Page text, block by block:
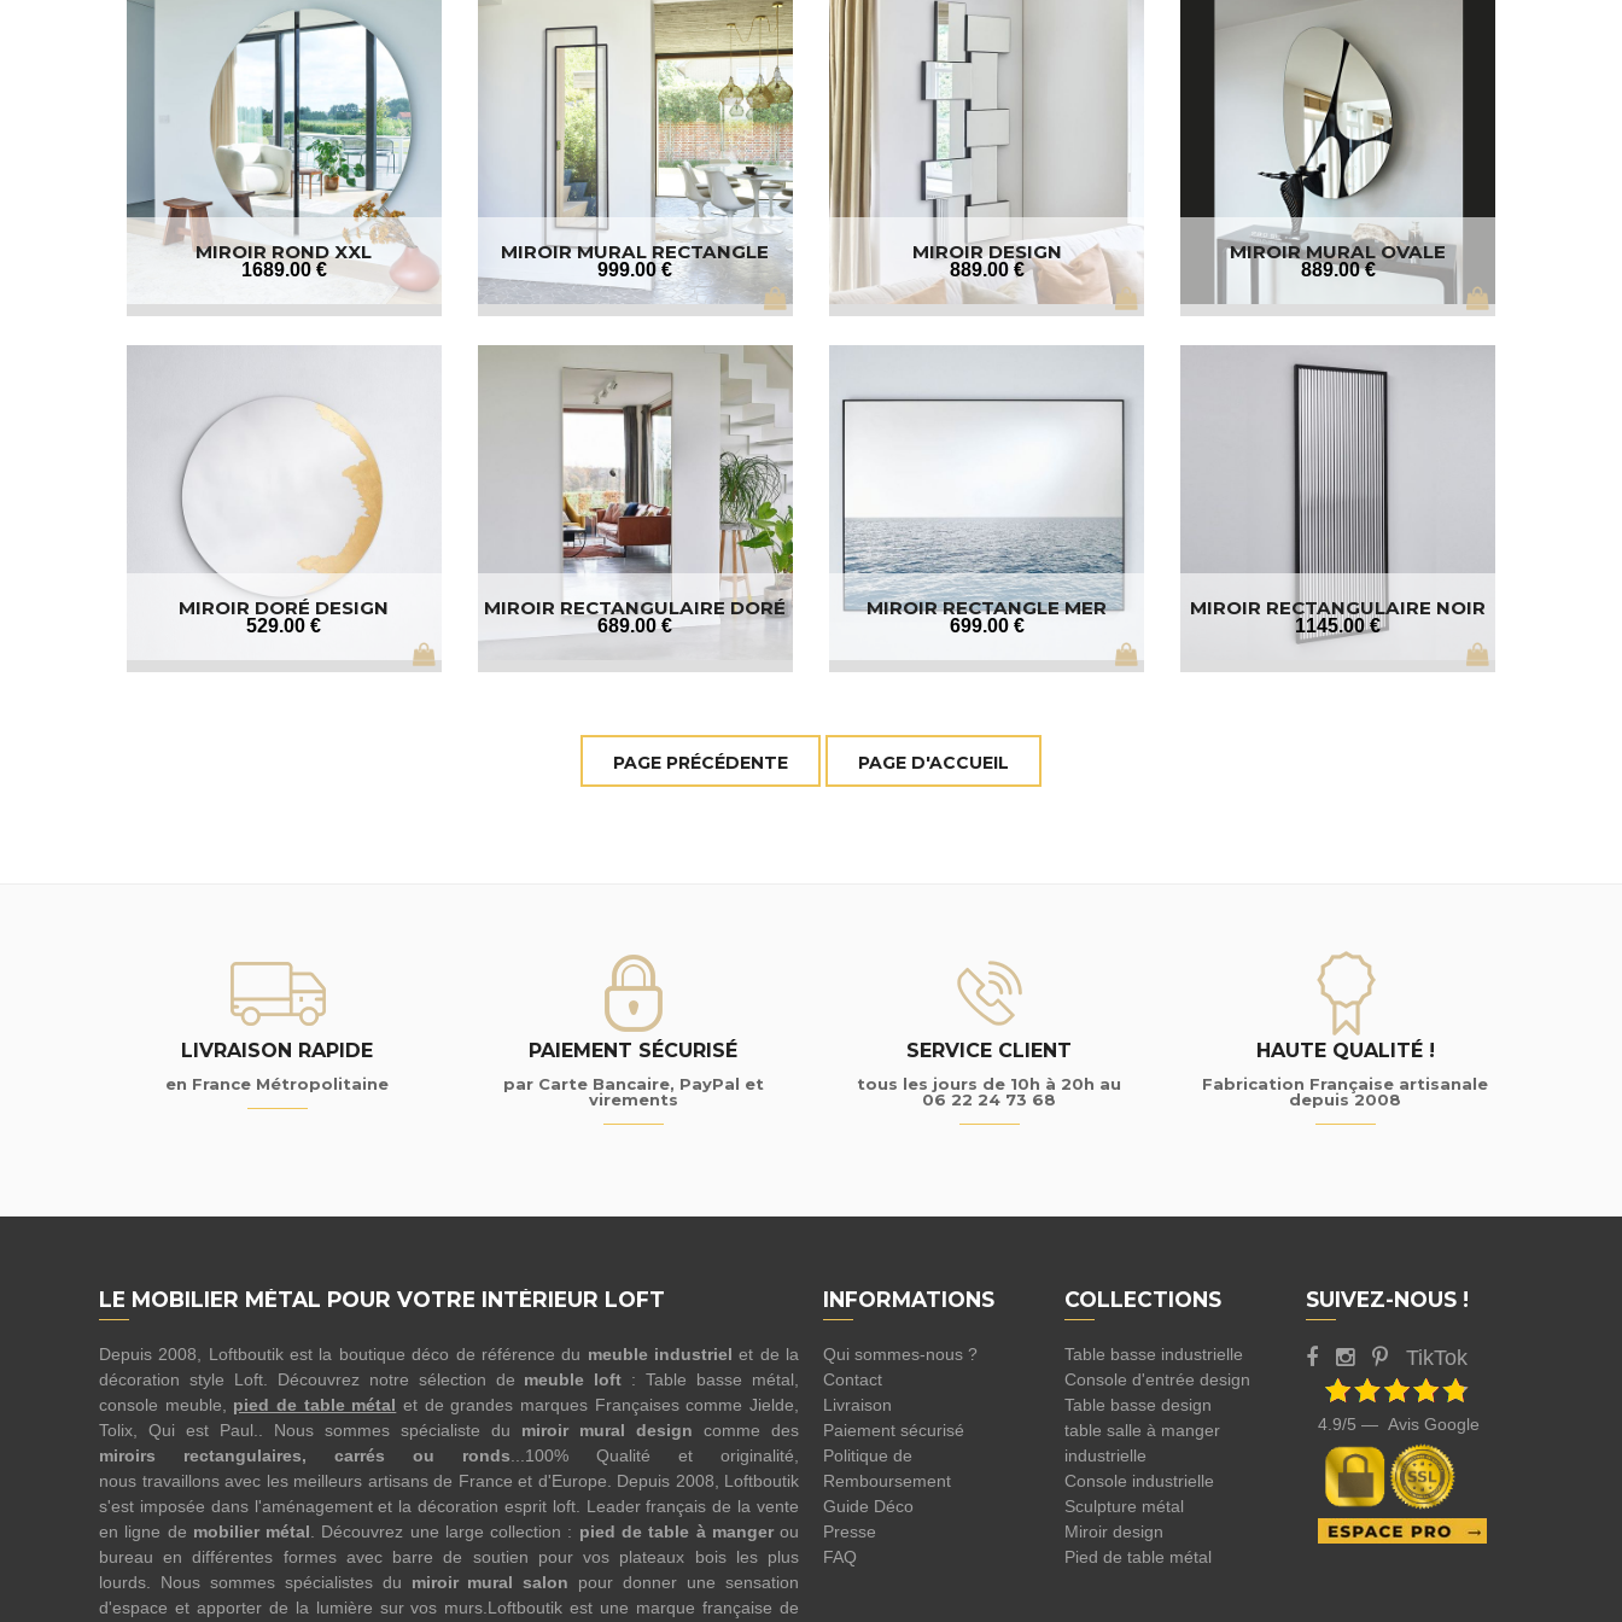
MIROIR ROND XXL
1689.00 €
MIROIR MURAL RECTANGLE
999.00 €
MIROIR DESIGN
CONTEMPORAIN
889.00 €
MIROIR MURAL OVALE
889.00 €
MIROIR DORÉ DESIGN
529.00 €
MIROIR RECTANGULAIRE DORÉ
XL
689.00 €
MIROIR RECTANGLE MER
699.00 €
MIROIR RECTANGULAIRE NOIR
1145.00 €
LIVRAISON RAPIDE
en France Métropolitaine
PAIEMENT SÉCURISÉ
par Carte Bancaire, PayPal et
virements
SERVICE CLIENT
tous les jours de 10h à 20h au
06 22 24 73 68
HAUTE QUALITÉ !
Fabrication Française artisanale
depuis 2008
LE MOBILIER MÉTAL POUR VOTRE INTÉRIEUR LOFT
Depuis 2008, Loftboutik est la boutique déco de référence du meuble industriel et de la
décoration style Loft. Découvrez notre sélection de meuble loft : Table basse métal,
console meuble, pied de table métal et de grandes marques Françaises comme Jielde,
Tolix, Qui est Paul.. Nous sommes spécialiste du miroir mural design comme des
miroirs rectangulaires, carrés ou ronds ...100% Qualité et originalité,
nous travaillons avec les meilleurs artisans de France et d'Europe. Depuis 2008, Loftboutik
s'est imposée dans l'aménagement et la décoration esprit loft. Leader français de la vente
en ligne de mobilier métal . Découvrez une large collection : pied de table à mangerou
bureau en différentes formes avec barre de soutien pour vos plateaux bois les plus
lourds. Nous sommes spécialistes du miroir mural salon pour donner une sensation
d'espace et apporter de la lumière sur vos murs.Loftboutik est une marque française de
INFORMATIONS
Qui sommes-nous ?
Contact
Livraison
Paiement sécurisé
Politique de
Remboursement
Guide Déco
Presse
FAQ
COLLECTIONS
Table basse industrielle
Console d'entrée design
Table basse design
table salle à manger
industrielle
Console industrielle
Sculpture métal
Miroir design
Pied de table métal
SUIVEZ-NOUS !
TikTok
4.9/5 — Avis Google